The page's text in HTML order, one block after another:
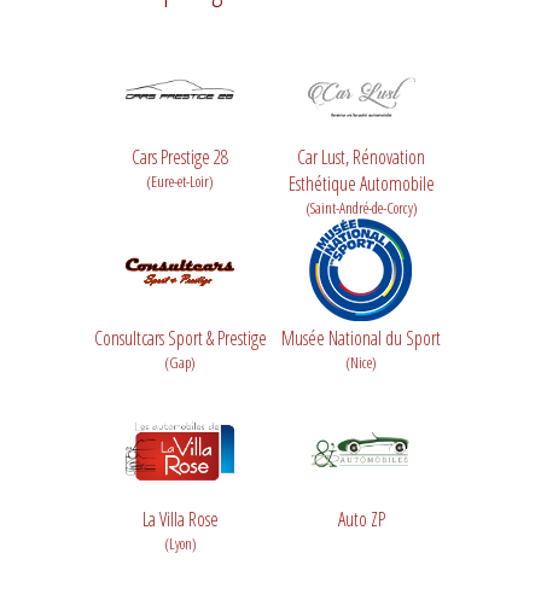
Cars Prestige 28
(Eure-et-Loir)
Car Lust, Rénovation
Esthétique Automobile
(Saint-André-de-Corcy)
Consultcars Sport & Prestige
(Gap)
Musée National du Sport
(Nice)
La Villa Rose
(Lyon)
Auto ZP